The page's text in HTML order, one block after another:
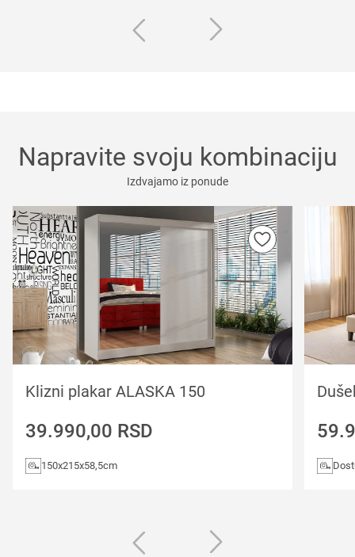
Napravite svoju kombinaciju
Izdvajamo iz ponude
Klizni plakar ALASKA 150
39.990,00 RSD
150x215x58,5cm